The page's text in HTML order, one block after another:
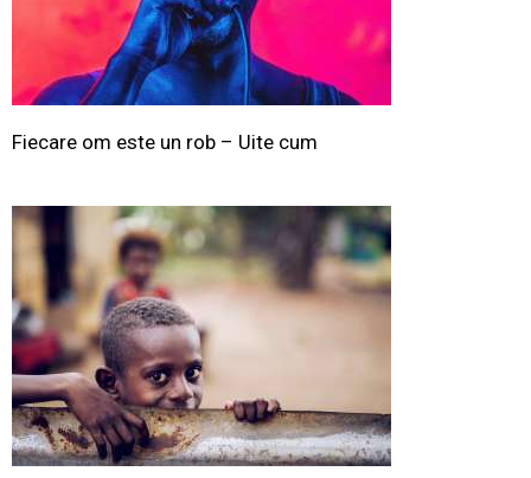
Fiecare om este un rob – Uite cum